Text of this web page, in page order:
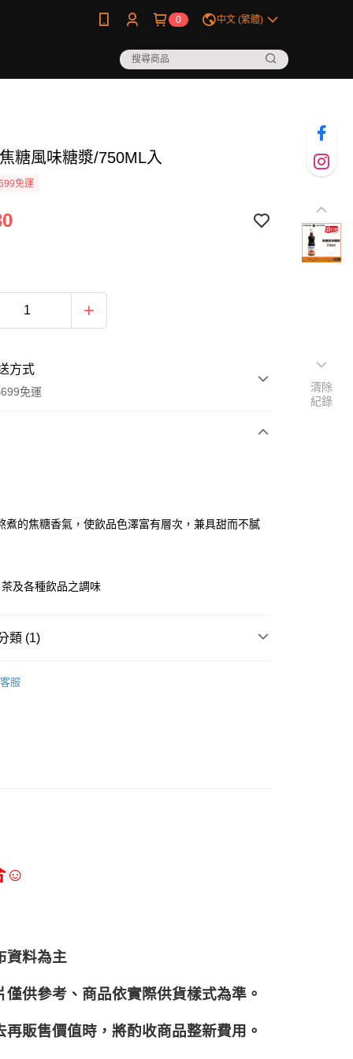
0 中文 (繁體)
糖風味糖漿/750ML入
免運
方式
免運
款
取貨
滿NT$699(含以上)免運費
滿NT$699(含以上)免運費
煮的焦糖香氣，使飲品色澤富有層次，兼具甜而不膩
及各種飲品之調味
類 (1)
客服
☺
資料為主
供參考、商品依實際供貨樣式為準。
販售價值時，將酌收商品整﻿新費用。
清除
紀錄